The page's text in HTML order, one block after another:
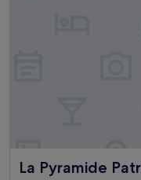
La Pyramide
La Pyramide Patrick